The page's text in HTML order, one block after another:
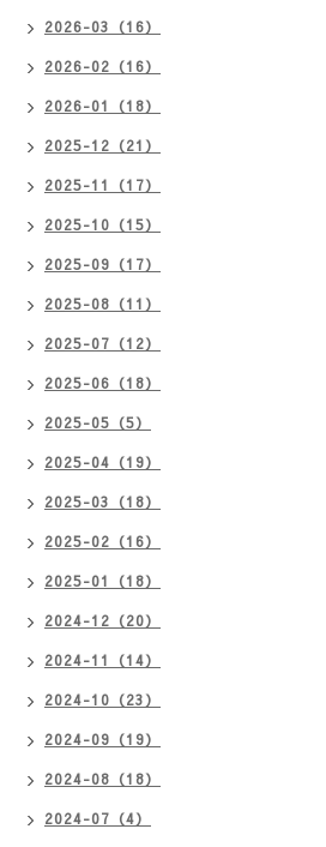
2026-03（16）
2026-02（16）
2026-01（18）
2025-12（21）
2025-11（17）
2025-10（15）
2025-09（17）
2025-08（11）
2025-07（12）
2025-06（18）
2025-05（5）
2025-04（19）
2025-03（18）
2025-02（16）
2025-01（18）
2024-12（20）
2024-11（14）
2024-10（23）
2024-09（19）
2024-08（18）
2024-07（4）